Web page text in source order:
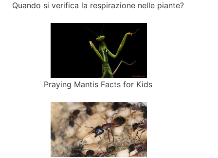
Quando si verifica la respirazione nelle piante?
Praying Mantis Facts for Kids